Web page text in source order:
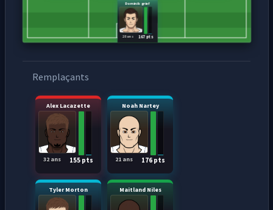
Dominik grief
167 pts
28 ans
Remplaçants
Alex Lacazette
155 pts
32 ans
Noah Nartey
176 pts
21 ans
Tyler Morton Maitland Niles